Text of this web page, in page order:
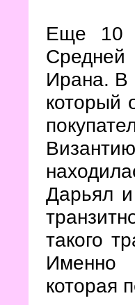
Еще 10
Средней
Ирана. В
который
Дарьял
такого
Именно
которая